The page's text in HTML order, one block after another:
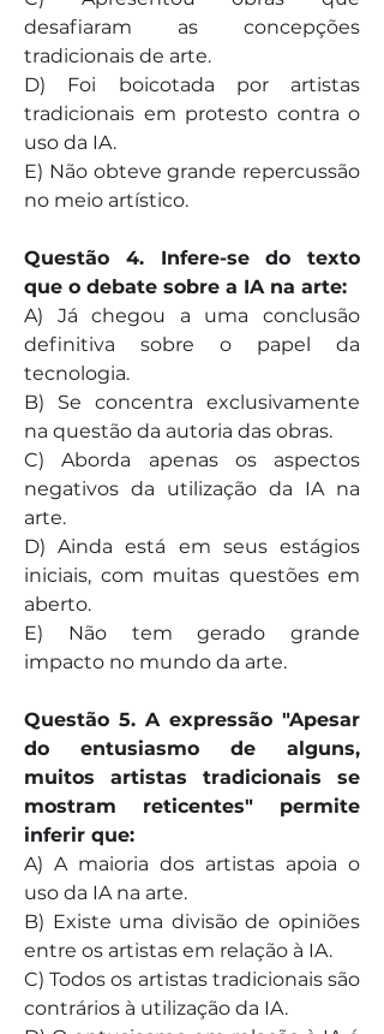
desafiaram as concepções
tradicionais de arte.
D) Foi boicotada por artistas
tradicionais em protesto contra o
uso da IA.
E) Não obteve grande repercussão
no meio artístico.
Questão 4. Infere-se do texto
que o debate sobre a IA na arte:
A) Já chegou a uma conclusão
definitiva sobre o papel da
tecnologia.
B) Se concentra exclusivamente
na questão da autoria das obras.
C) Aborda apenas os aspectos
negativos da utilização da IA na
arte.
D) Ainda está em seus estágios
iniciais, com muitas questões em
aberto.
E) Não tem gerado grande
impacto no mundo da arte.
Questão 5. A expressão "Apesar
do entusiasmo de alguns,
muitos artistas tradicionais se
mostram reticentes" permite
inferir que:
A) A maioria dos artistas apoia o
uso da IA na arte.
B) Existe uma divisão de opiniões
entre os artistas em relação à IA.
C) Todos os artistas tradicionais são
contrários à utilização da IA.